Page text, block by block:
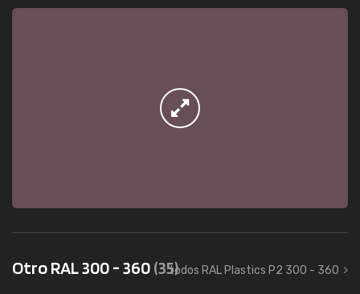
Otro RAL 300 - 360(35)todos RAL Plastics P2 300 - 360